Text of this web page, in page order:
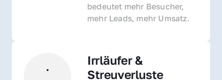
bedeutet mehr Besucher,
mehr Leads, mehr Umsatz.
Irrläufer &
Streuverluste